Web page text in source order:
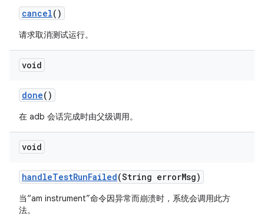
cancel()
请求取消测试运行。
void
done()
在 adb 会话完成时由父级调用。
void
handleTestRunFailed(String errorMsg)
当“am instrument”命令因异常而崩溃时，系统会调用此方
法。